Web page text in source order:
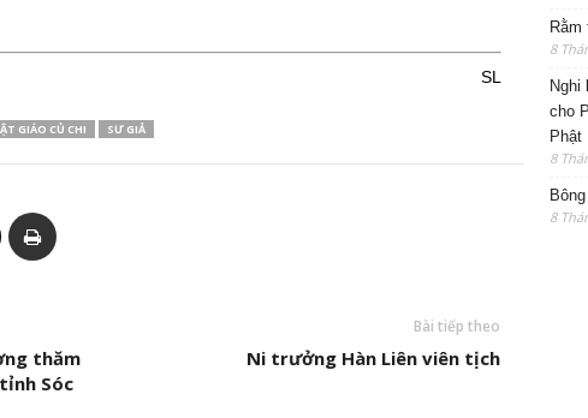
SL
GIÁO CỦ CHI SƯ GIẢ
thăm
Sóc
Bài tiếp theo
Ni trưởng Hàn Liên viên tịch
8
Nghi
cho
Phật
8
8